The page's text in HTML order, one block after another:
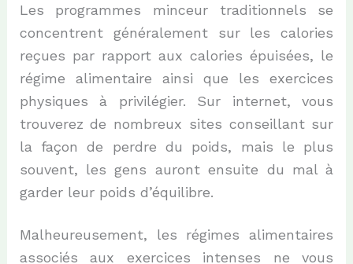
Les programmes minceur traditionnels se
concentrent généralement sur les calories
reçues par rapport aux calories épuisées, le
régime alimentaire ainsi que les exercices
physiques à privilégier. Sur internet, vous
trouverez de nombreux sites conseillant sur
la façon de perdre du poids, mais le plus
souvent, les gens auront ensuite du mal à
garder leur poids d’équilibre.
Malheureusement, les régimes alimentaires
associés aux exercices intenses ne vous